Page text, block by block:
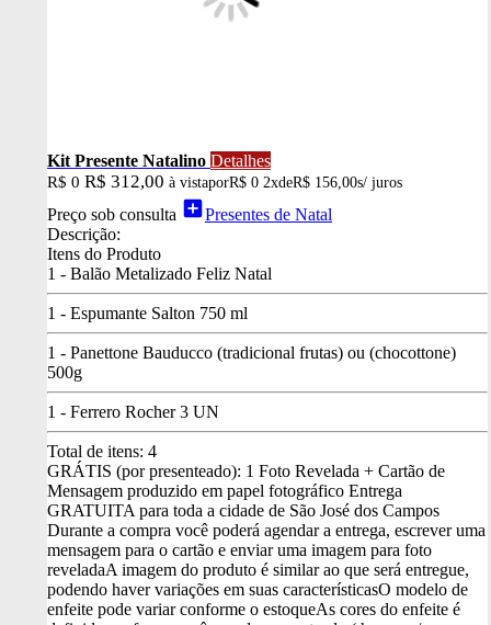
Kit Presente Natalino Detalhes
R$ 0 R$ 312,00 à vistaporR$ 0 2xdeR$ 156,00s/ juros
Preço sob consulta add_boxPresentes de Natal
Descrição:
Itens do Produto
1 - Balão Metalizado Feliz Natal
1 - Espumante Salton 750 ml
1 - Panettone Bauducco (tradicional frutas) ou (chocottone)
500g
1 - Ferrero Rocher 3 UN
Total de itens: 4
GRÁTIS (por presenteado): 1 Foto Revelada + Cartão de
Mensagem produzido em papel fotográfico Entrega
GRATUITA para toda a cidade de São José dos Campos
Durante a compra você poderá agendar a entrega, escrever uma
mensagem para o cartão e enviar uma imagem para foto
reveladaA imagem do produto é similar ao que será entregue,
podendo haver variações em suas característicasO modelo de
enfeite pode variar conforme o estoqueAs cores do enfeite é